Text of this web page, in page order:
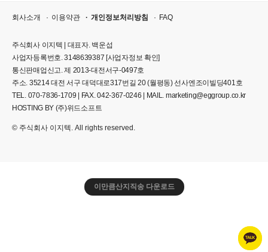
회사소개 이용약관 개인정보처리방침 FAQ
주식회사 이지텍 | 대표자. 백운섭
사업자등록번호. 3148639387 [사업자정보 확인]
통신판매업신고. 제 2013-대전서구-0497호
주소. 35214 대전 서구 대덕대로317번길 20 (월평동) 선사엔조이빌딩401호
TEL. 070-7836-1709 | FAX. 042-367-0246 | MAIL. marketing@eggroup.co.kr
HOSTING BY (주)위드소프트
© 주식회사 이지텍. All rights reserved.
이만큼산지직송 다운로드